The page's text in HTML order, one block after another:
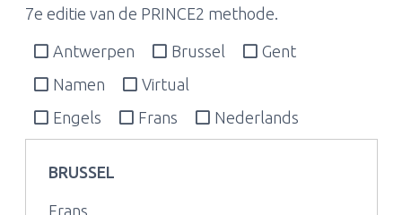
7e editie van de PRINCE2 methode.
Antwerpen Brussel
Gent
Namen
Virtual
Engels
Frans Nederlands
BRUSSEL
Frans